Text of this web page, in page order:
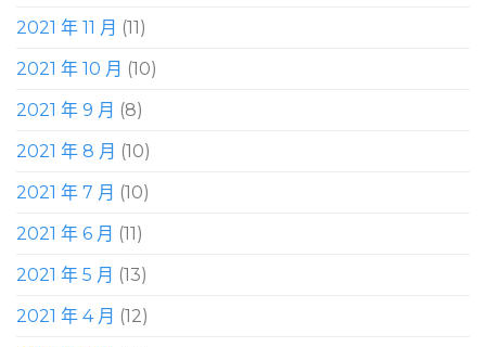
2021 年 11 月 (11)
2021 年 10 月 (10)
2021 年 9 月 (8)
2021 年 8 月 (10)
2021 年 7 月 (10)
2021 年 6 月 (11)
2021 年 5 月 (13)
2021 年 4 月 (12)